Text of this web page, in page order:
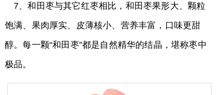
7、和田枣与其它红枣相比，和田枣果形大、颗粒
饱满、果肉厚实、皮薄核小、营养丰富，口味更甜
醇。每一颗“和田枣”都是自然精华的结晶，堪称枣中
极品。